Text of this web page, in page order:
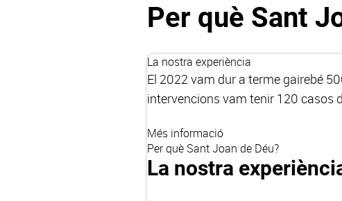
Per què Sant
La nostra experiència
El 2022 vam dur a terme gairebé
intervencions vam tenir 120 casos
Més informació
Per què Sant Joan de Déu?
La nostra